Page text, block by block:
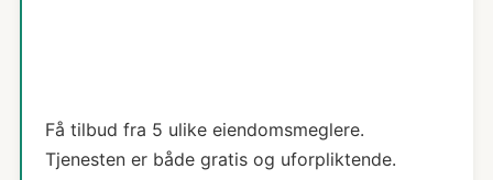
Få tilbud fra 5 ulike eiendomsmeglere.
Tjenesten er både gratis og uforpliktende.